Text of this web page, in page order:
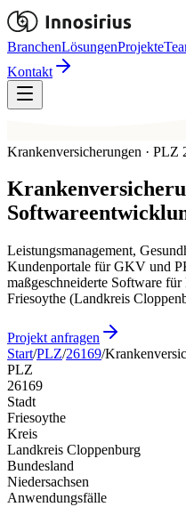
BranchenLösungenProjekte
Kontakt
Krankenversicherungen · PLZ
Leistungsmanagement,
Kundenportale für GKV und
maßgeschneiderte Software
Friesoythe (Landkreis
Projekt anfragen
Start/PLZ/26169/
PLZ
26169
Stadt
Friesoythe
Kreis
Landkreis Cloppenburg
Bundesland
Niedersachsen
Anwendungsfälle